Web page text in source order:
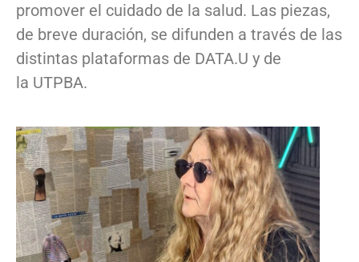
promover el cuidado de la salud. Las piezas,
de breve duración, se difunden a través de las
distintas plataformas de DATA.U y de
la UTPBA.